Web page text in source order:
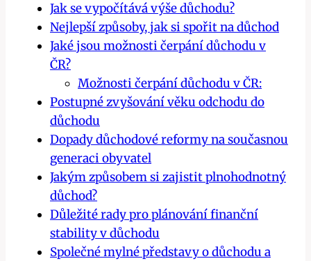
Jak se vypočítává výše důchodu?
Nejlepší způsoby, jak si spořit na důchod
Jaké jsou možnosti čerpání důchodu v
ČR?
Možnosti čerpání důchodu v ČR:
Postupné zvyšování věku odchodu do
důchodu
Dopady důchodové reformy na současnou
generaci obyvatel
Jakým způsobem si zajistit plnohodnotný
důchod?
Důležité rady pro plánování finanční
stability v důchodu
Společné mylné představy o důchodu a